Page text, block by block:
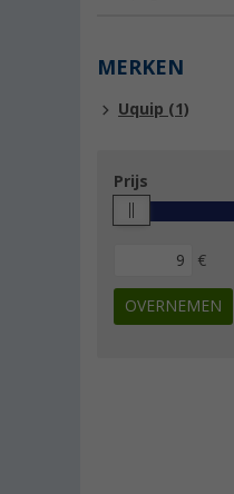
MERKEN
Uquip (1)
Prijs
€
OVERNEMEN